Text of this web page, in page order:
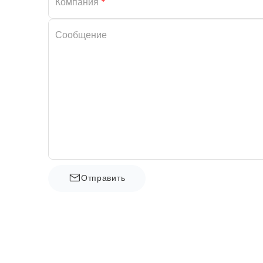
Сообщение
Отправить